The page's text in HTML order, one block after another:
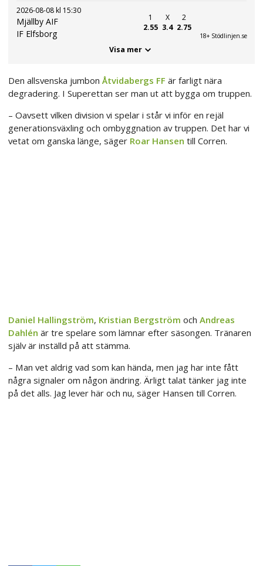
2026-08-08 kl 15:30
Mjällby AIF
IF Elfsborg
1
2.55
X
3.4
2
2.75
18+ Stödlinjen.se
Visa mer
Den allsvenska jumbon Åtvidabergs FF är farligt nära
degradering. I Superettan ser man ut att bygga om truppen.
– Oavsett vilken division vi spelar i står vi inför en rejäl
generationsväxling och ombyggnation av truppen. Det har vi
vetat om ganska länge, säger Roar Hansen till Corren.
Daniel Hallingström, Kristian Bergström och Andreas
Dahlén är tre spelare som lämnar efter säsongen. Tränaren
själv är inställd på att stämma.
– Man vet aldrig vad som kan hända, men jag har inte fått
några signaler om någon ändring. Ärligt talat tänker jag inte
på det alls. Jag lever här och nu, säger Hansen till Corren.